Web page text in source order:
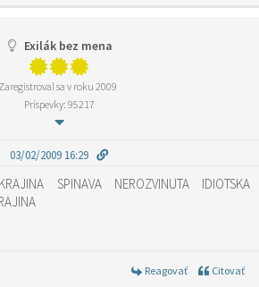
Exilák bez mena
Zaregistroval sa v roku 2009
Príspevky: 95217
03/02/2009 16:29
SPINAVA NEROZVINUTA IDIOTSKA
Reagovať Citovať